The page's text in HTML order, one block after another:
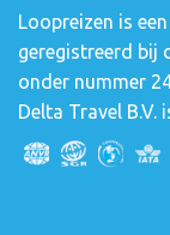
Loopreizen is
geregistreerd bij
onder nummer
Delta Travel B.V.